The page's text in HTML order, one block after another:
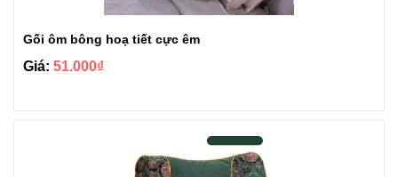
Gối ôm bông hoạ tiết cực êm
Giá: 51.000₫